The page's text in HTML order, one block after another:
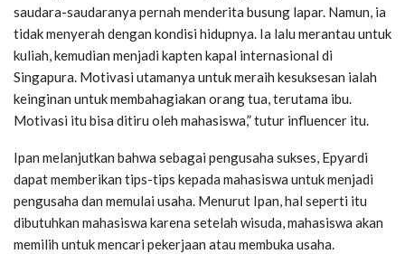
saudara-saudaranya pernah menderita busung lapar. Namun, ia
tidak menyerah dengan kondisi hidupnya. Ia lalu merantau untuk
kuliah, kemudian menjadi kapten kapal internasional di
Singapura. Motivasi utamanya untuk meraih kesuksesan ialah
keinginan untuk membahagiakan orang tua, terutama ibu.
Motivasi itu bisa ditiru oleh mahasiswa,” tutur influencer itu.
Ipan melanjutkan bahwa sebagai pengusaha sukses, Epyardi
dapat memberikan tips-tips kepada mahasiswa untuk menjadi
pengusaha dan memulai usaha. Menurut Ipan, hal seperti itu
dibutuhkan mahasiswa karena setelah wisuda, mahasiswa akan
memilih untuk mencari pekerjaan atau membuka usaha.